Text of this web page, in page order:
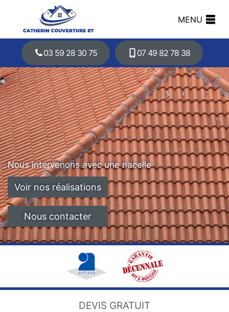
MENU
03 59 28 30 75 07 49 82 78 38
Nous intervenons avec une nacelle
Voir nos réalisations
Nous contacter
DEVIS GRATUIT